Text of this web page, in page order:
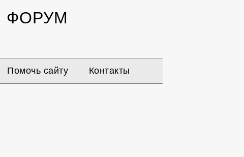
ФОРУМ
Помочь сайту Контакты